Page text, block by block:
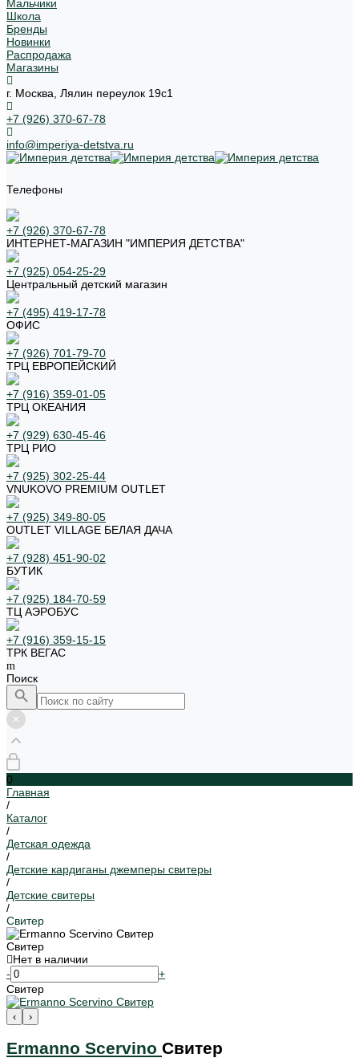
Мальчики
Школа
Бренды
Новинки
Распродажа
Магазины
г. Москва, Лялин переулок 19с1
+7 (926) 370-67-78
info@imperiya-detstva.ru
Телефоны
+7 (926) 370-67-78
ИНТЕРНЕТ-МАГАЗИН "ИМПЕРИЯ ДЕТСТВА"
+7 (925) 054-25-29
Центральный детский магазин
+7 (495) 419-17-78
ОФИС
+7 (926) 701-79-70
ТРЦ ЕВРОПЕЙСКИЙ
+7 (916) 359-01-05
ТРЦ ОКЕАНИЯ
+7 (929) 630-45-46
ТРЦ РИО
+7 (925) 302-25-44
VNUKOVO PREMIUM OUTLET
+7 (925) 349-80-05
OUTLET VILLAGE БЕЛАЯ ДАЧА
+7 (928) 451-90-02
БУТИК
+7 (925) 184-70-59
ТЦ АЭРОБУС
+7 (916) 359-15-15
ТРК ВЕГАС
Поиск
0
Главная
/
Каталог
/
Детская одежда
/
Детские кардиганы джемперы свитеры
/
Детские свитеры
/
Свитер
Свитер
Нет в наличии
-
+
Свитер
‹ ›
Ermanno Scervino Свитер